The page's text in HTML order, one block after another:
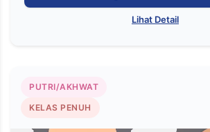
Lihat Detail
PUTRI/AKHWAT
KELAS PENUH